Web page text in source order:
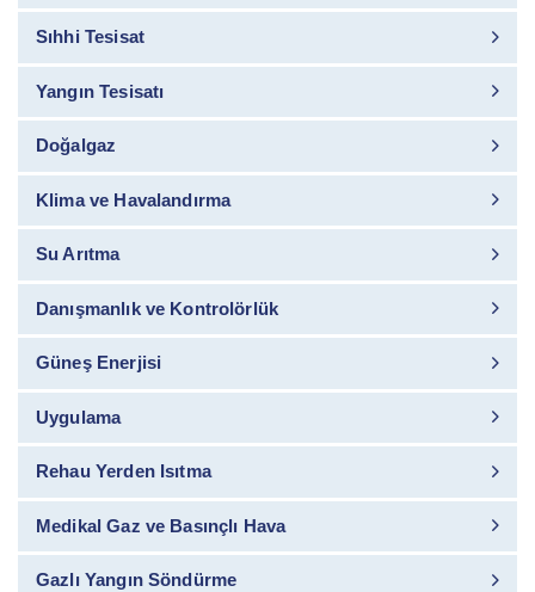
Sıhhi Tesisat
Yangın Tesisatı
Doğalgaz
Klima ve Havalandırma
Su Arıtma
Danışmanlık ve Kontrolörlük
Güneş Enerjisi
Uygulama
Rehau Yerden Isıtma
Medikal Gaz ve Basınçlı Hava
Gazlı Yangın Söndürme